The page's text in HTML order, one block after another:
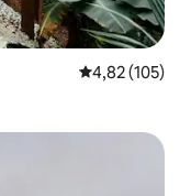
Průměrné
4,82 (105)